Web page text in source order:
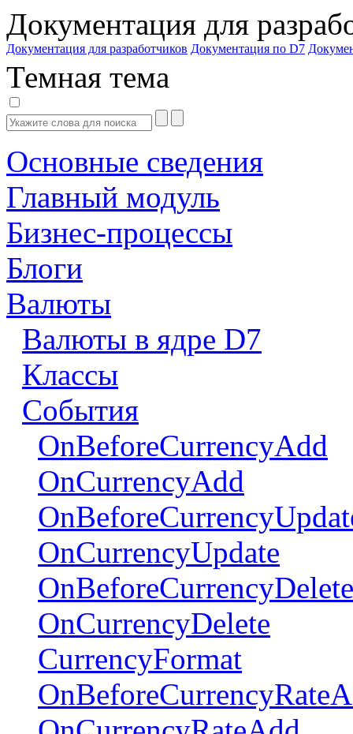
Документация для
Документация для разработчиков Документация по D7
Темная тема
Основные сведения
Главный модуль
Бизнес-процессы
Блоги
Валюты
Валюты в ядре D7
Классы
События
OnBeforeCurrencyAdd
OnCurrencyAdd
OnCurrencyUpdate
OnBeforeCurrencyDelete
OnCurrencyDelete
CurrencyFormat